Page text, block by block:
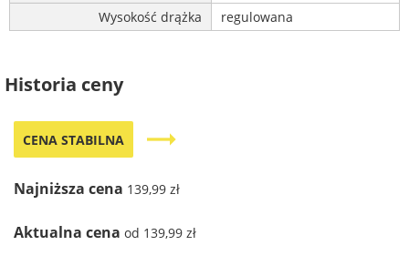
Wysokość drążka
regulowana
Historia ceny
CENA STABILNA trending_flat
Najniższa cena 139,99 zł
Aktualna cena od 139,99 zł